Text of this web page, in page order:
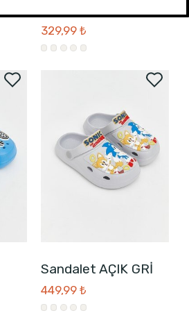
329,99 ₺
Sandalet AÇIK GRİ
449,99 ₺